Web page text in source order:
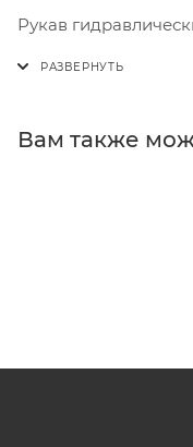
Рукав
Вам также